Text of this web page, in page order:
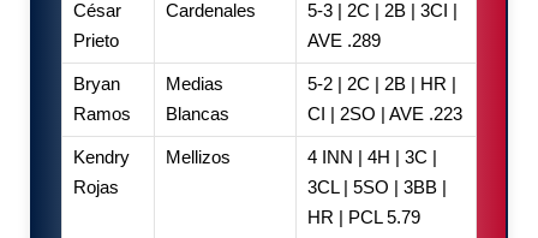
César
Prieto
Cardenales
5-3 | 2C | 2B | 3CI |
AVE .289
Bryan
Ramos
Medias
Blancas
5-2 | 2C | 2B | HR |
CI | 2SO | AVE .223
Kendry
Rojas
Mellizos
4 INN | 4H | 3C |
3CL | 5SO | 3BB |
HR | PCL 5.79